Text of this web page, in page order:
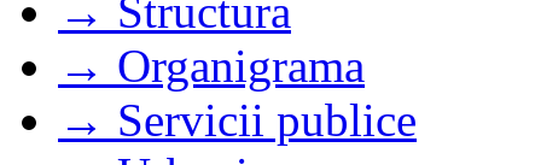
→ Structura
→ Organigrama
→ Servicii publice